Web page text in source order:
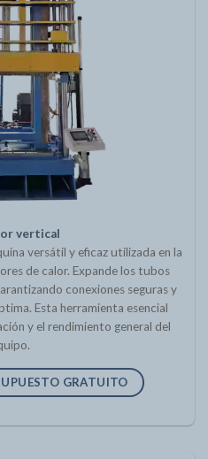
vertical
versátil y eficaz utilizada en la
de calor. Expande los tubos
conexiones seguras y
Esta herramienta esencial
y el rendimiento general del
GRATUITO